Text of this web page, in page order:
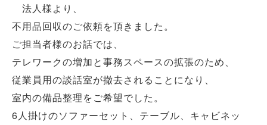
法人様より、
不用品回収のご依頼を頂きました。
ご担当者様のお話では、
テレワークの増加と事務スペースの拡張のため、
従業員用の談話室が撤去されることになり、
室内の備品整理をご希望でした。
6人掛けのソファーセット、テーブル、キャビネッ